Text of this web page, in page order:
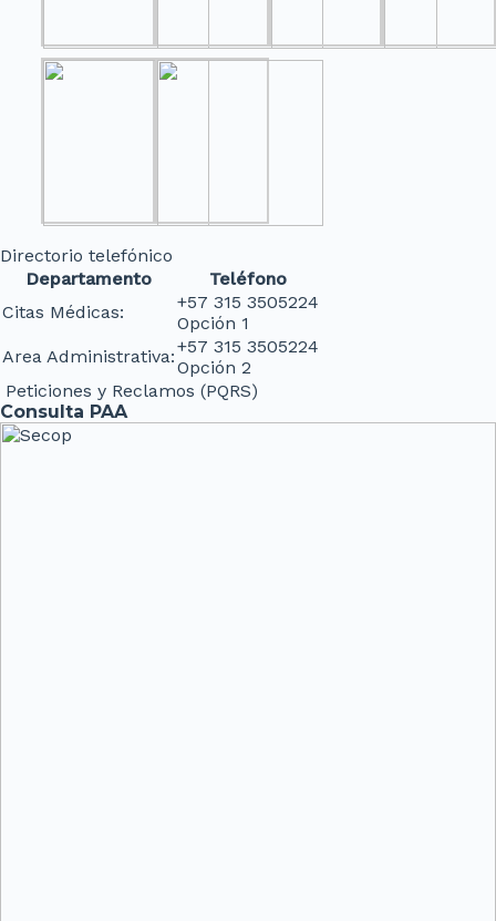
Directorio telefónico
Departamento
Teléfono
Citas Médicas:
+57 315 3505224
Opción 1
Area Administrativa:+57 315 3505224
Opción 2
Peticiones y Reclamos (PQRS)
Consulta PAA